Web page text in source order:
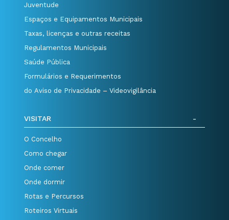
Juventude
Espaços e Equipamentos Municipais
Taxas, licenças e outras receitas
Regulamentos Municipais
Saúde Pública
Formulários e Requerimentos
do Aviso de Privacidade – Videovigilância
VISITAR
O Concelho
Como chegar
Onde comer
Onde dormir
Rotas e Percursos
Roteiros Virtuais